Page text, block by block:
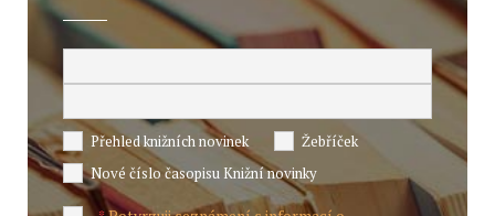
Přehled knižních novinek
Žebříček
Nové číslo časopisu Knižní novinky